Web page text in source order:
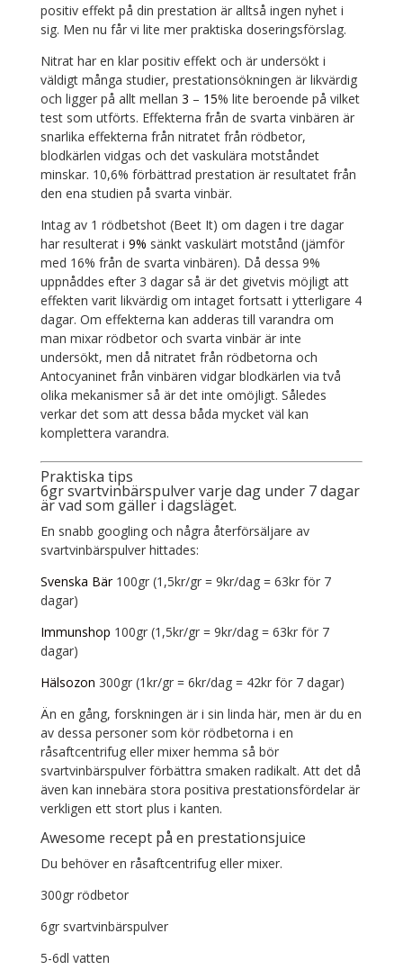
positiv effekt på din prestation är alltså ingen nyhet i
sig. Men nu får vi lite mer praktiska doseringsförslag.
Nitrat har en klar positiv effekt och är undersökt i
väldigt många studier, prestationsökningen är likvärdig
och ligger på allt mellan 3 – 15% lite beroende på vilket
test som utförts. Effekterna från de svarta vinbären är
snarlika effekterna från nitratet från rödbetor,
blodkärlen vidgas och det vaskulära motståndet
minskar. 10,6% förbättrad prestation är resultatet från
den ena studien på svarta vinbär.
Intag av 1 rödbetshot (Beet It) om dagen i tre dagar
har resulterat i 9% sänkt vaskulärt motstånd (jämför
med 16% från de svarta vinbären). Då dessa 9%
uppnåddes efter 3 dagar så är det givetvis möjligt att
effekten varit likvärdig om intaget fortsatt i ytterligare 4
dagar. Om effekterna kan adderas till varandra om
man mixar rödbetor och svarta vinbär är inte
undersökt, men då nitratet från rödbetorna och
Antocyaninet från vinbären vidgar blodkärlen via två
olika mekanismer så är det inte omöjligt. Således
verkar det som att dessa båda mycket väl kan
komplettera varandra.
Praktiska tips
6gr svartvinbärspulver varje dag under 7 dagar
är vad som gäller i dagsläget.
En snabb googling och några återförsäljare av
svartvinbärspulver hittades:
Svenska Bär100gr (1,5kr/gr = 9kr/dag = 63kr för 7
dagar)
Immunshop 100gr (1,5kr/gr = 9kr/dag = 63kr för 7
dagar)
Hälsozon 300gr (1kr/gr = 6kr/dag = 42kr för 7 dagar)
Än en gång, forskningen är i sin linda här, men är du en
av dessa personer som kör rödbetorna i en
råsaftcentrifug eller mixer hemma så bör
svartvinbärspulver förbättra smaken radikalt. Att det då
även kan innebära stora positiva prestationsfördelar är
verkligen ett stort plus i kanten.
Awesome recept på en prestationsjuice
Du behöver en råsaftcentrifug eller mixer.
300gr rödbetor
6gr svartvinbärspulver
5-6dl vatten